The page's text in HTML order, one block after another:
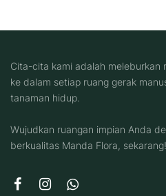
Cita-cita kami adalah meleburkan
ke dalam setiap ruang gerak
tanaman hidup.
Wujudkan ruangan impian Anda
berkualitas Manda Flora, sekarang!